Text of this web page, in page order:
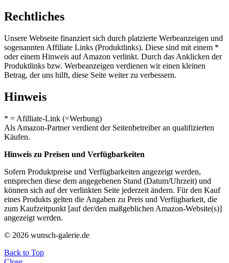
Rechtliches
Unsere Webseite finanziert sich durch platzierte Werbeanzeigen und
sogenannten Affiliate Links (Produktlinks). Diese sind mit einem *
oder einem Hinweis auf Amazon verlinkt. Durch das Anklicken der
Produktlinks bzw. Werbeanzeigen verdienen wir einen kleinen
Betrag, der uns hilft, diese Seite weiter zu verbessern.
Hinweis
* = Afilliate-Link (=Werbung)
Als Amazon-Partner verdient der Seitenbetreiber an qualifizierten
Käufen.
Hinweis zu Preisen und Verfügbarkeiten
Sofern Produktpreise und Verfügbarkeiten angezeigt werden,
entsprechen diese dem angegebenen Stand (Datum/Uhrzeit) und
können sich auf der verlinkten Seite jederzeit ändern. Für den Kauf
eines Produkts gelten die Angaben zu Preis und Verfügbarkeit, die
zum Kaufzeitpunkt [auf der/den maßgeblichen Amazon-Website(s)]
angezeigt werden.
© 2026 wunsch-galerie.de
Back to Top